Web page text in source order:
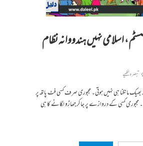
اسلامی نہیں ہندووانہ نظام
تبصرہ لکھیے
مانگنا ہی نہیں ہوتی۔ مجبوری صرف کسی فٹ پاتھ پر
مجبوری کسی کے دروازے پر جاکر جھاڑو لگانے کا ہی